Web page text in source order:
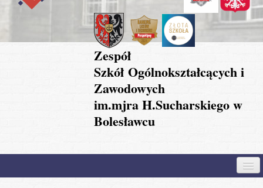
Zespół
Szkół Ogólnokształcących i
Zawodowych
im.mjra H.Sucharskiego w
Bolesławcu